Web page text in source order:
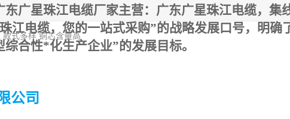
广星珠江电缆厂家主营：广东广星珠江电缆，集
江电缆，您的一站式采购”的战略发展口号，明确
合性*化生产企业”的发展目标。
公司
式多样 铜芯含量高